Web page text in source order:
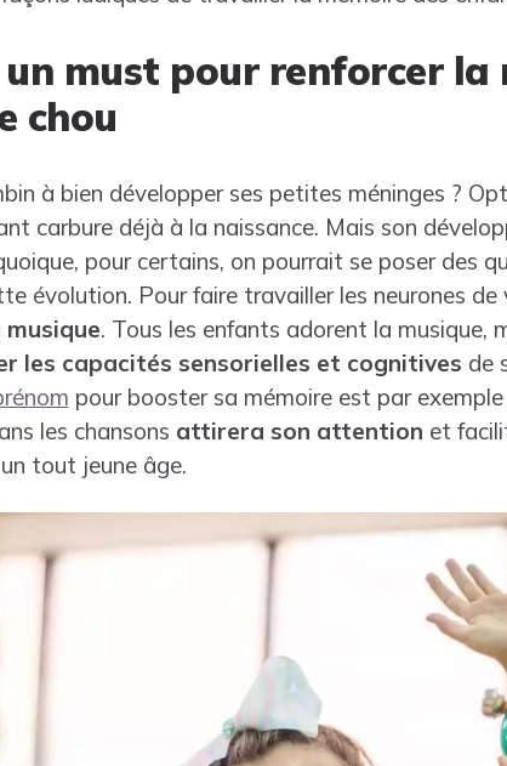
un must pour renforcer la
chou
à bien développer ses petites méninges ?
carbure déjà à la naissance. Mais son
pour certains, on pourrait se poser des
évolution. Pour faire travailler les neurones
. Tous les enfants adorent la musique,
les capacités sensorielles et cognitives de
pour booster sa mémoire est par
les chansons attirera son attention et
tout jeune âge.